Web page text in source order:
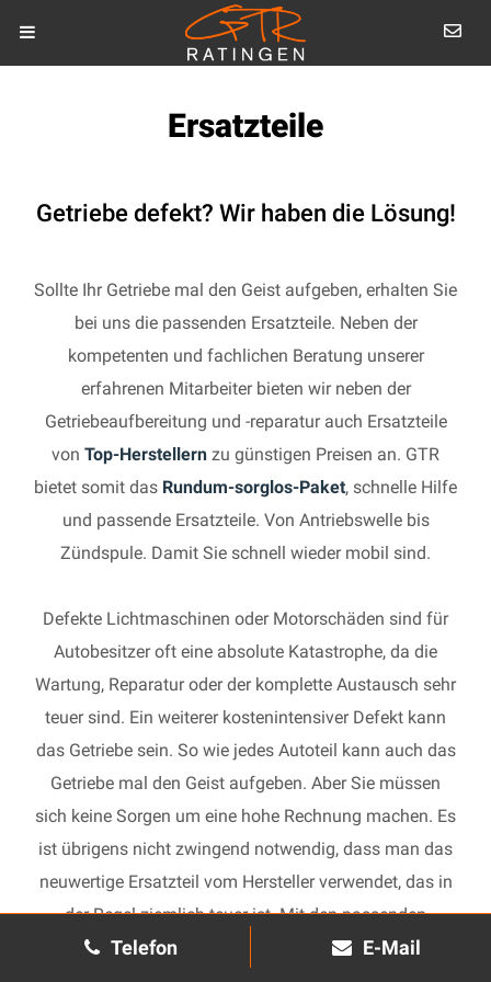
Telefon E-Mail
Ersatzteile
Getriebe defekt? Wir haben die Lösung!
Sollte Ihr Getriebe mal den Geist aufgeben, erhalten Sie
bei uns die passenden Ersatzteile. Neben der
kompetenten und fachlichen Beratung unserer
erfahrenen Mitarbeiter bieten wir neben der
Getriebeaufbereitung und -reparatur auch Ersatzteile
von Top-Herstellern zu günstigen Preisen an. GTR
bietet somit das Rundum-sorglos-Paket, schnelle Hilfe
und passende Ersatzteile. Von Antriebswelle bis
Zündspule. Damit Sie schnell wieder mobil sind.
Defekte Lichtmaschinen oder Motorschäden sind für
Autobesitzer oft eine absolute Katastrophe, da die
Wartung, Reparatur oder der komplette Austausch sehr
teuer sind. Ein weiterer kostenintensiver Defekt kann
das Getriebe sein. So wie jedes Autoteil kann auch das
Getriebe mal den Geist aufgeben. Aber Sie müssen
sich keine Sorgen um eine hohe Rechnung machen. Es
ist übrigens nicht zwingend notwendig, dass man das
neuwertige Ersatzteil vom Hersteller verwendet, das in
der Regel ziemlich teuer ist. Mit den passenden
Ersatzteilen kann jedes gebrauchte Getriebe schnell